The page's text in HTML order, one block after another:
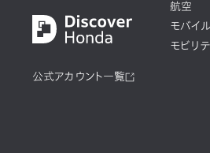
公式アカウント一覧
航空
モバイ
モビリ